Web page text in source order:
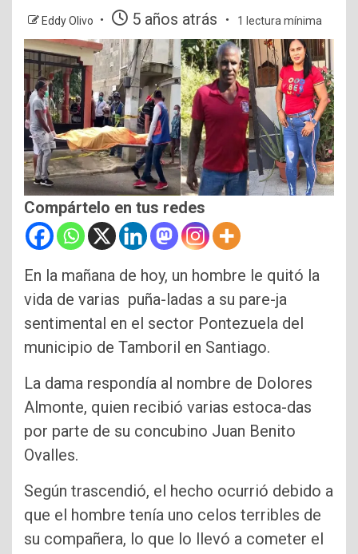
Eddy Olivo 5 años atrás 1 lectura mínima
Compártelo en tus redes
En la mañana de hoy, un hombre le quitó la
vida de varias puña-ladas a su pare-ja
sentimental en el sector Pontezuela del
municipio de Tamboril en Santiago.
La dama respondía al nombre de Dolores
Almonte, quien recibió varias estoca-das
por parte de su concubino Juan Benito
Ovalles.
Según trascendió, el hecho ocurrió debido a
que el hombre tenía uno celos terribles de
su compañera, lo que lo llevó a cometer el